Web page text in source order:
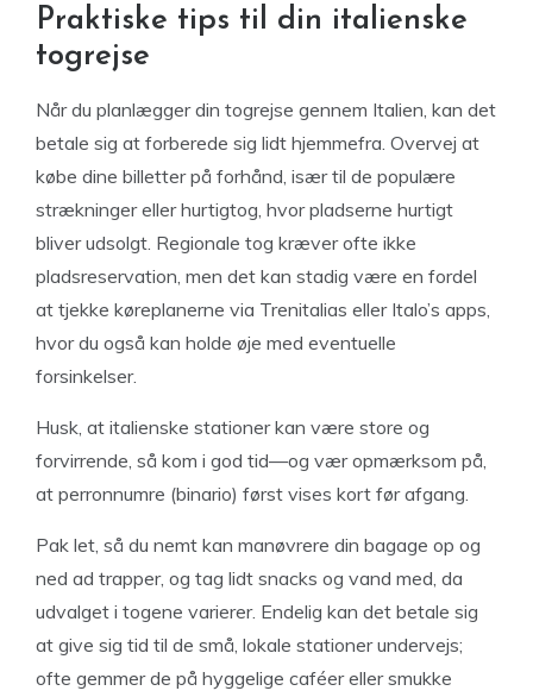
Praktiske tips til din italienske
togrejse
Når du planlægger din togrejse gennem Italien, kan det
betale sig at forberede sig lidt hjemmefra. Overvej at
købe dine billetter på forhånd, især til de populære
strækninger eller hurtigtog, hvor pladserne hurtigt
bliver udsolgt. Regionale tog kræver ofte ikke
pladsreservation, men det kan stadig være en fordel
at tjekke køreplanerne via Trenitalias eller Italo’s apps,
hvor du også kan holde øje med eventuelle
forsinkelser.
Husk, at italienske stationer kan være store og
forvirrende, så kom i god tid—og vær opmærksom på,
at perronnumre (binario) først vises kort før afgang.
Pak let, så du nemt kan manøvrere din bagage op og
ned ad trapper, og tag lidt snacks og vand med, da
udvalget i togene varierer. Endelig kan det betale sig
at give sig tid til de små, lokale stationer undervejs;
ofte gemmer de på hyggelige caféer eller smukke